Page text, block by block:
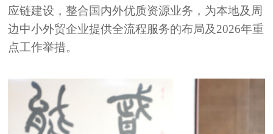
应链建设，整合国内外优质资源业务，为本地及周
边中小外贸企业提供全流程服务的布局及2026年重
点工作举措。